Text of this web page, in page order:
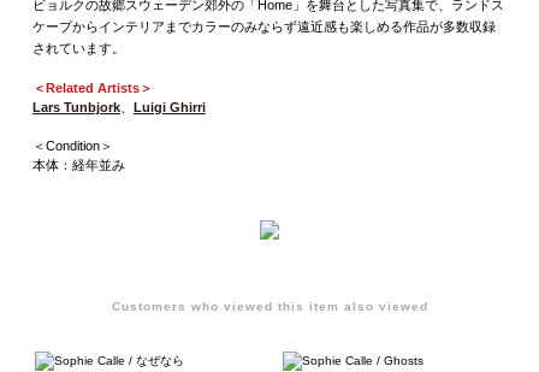
ビョルクの故郷スウェーデン郊外の「Home」を舞台とした写真集で、ランドス
ケープからインテリアまでカラーのみならず遠近感も楽しめる作品が多数収録
されています。
＜Related Artists＞
Lars Tunbjork、 Luigi Ghirri
＜Condition＞
本体：経年並み
Customers who viewed this item also viewed